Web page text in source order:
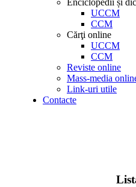
Enciclopedii și
UCCM
CCM
Cărţi online
UCCM
CCM
Reviste online
Mass-media
Link-uri utile
Contacte